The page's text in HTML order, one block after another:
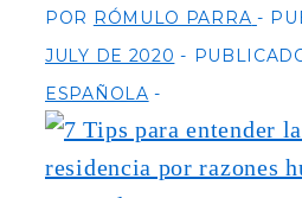
POR RÓMULO PARRA
JULY DE 2020
ESPAÑOLA